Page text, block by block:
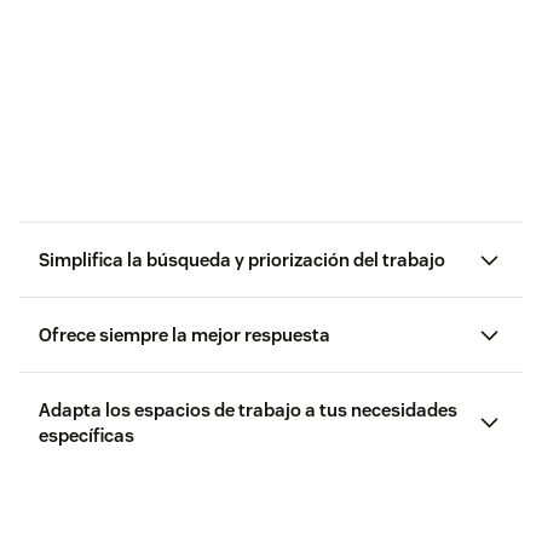
Simplifica la búsqueda y priorización del trabajo
Ofrece siempre la mejor respuesta
Adapta los espacios de trabajo a tus necesidades
específicas